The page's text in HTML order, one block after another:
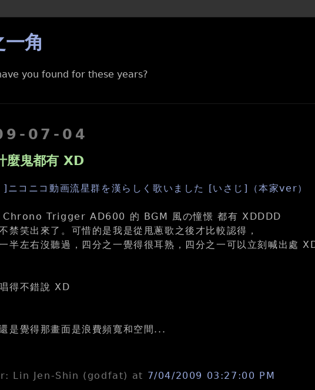
角
you found for these years?
07-04
麼鬼都有 XD
]ニコニコ動画流星群を漢らしく歌いました [いさじ]（本家ver）
Chrono Trigger AD600 的 BGM 風の憧憬 都有 XDDDD
禁笑出來了。可惜的是我是從甩蔥歌之後才比較認得，
半左右沒聽過，四分之一覺得很耳熟，四分之一可以立刻喊出處
得不錯說 XD
是覺得那畫面是浪費頻寬和空間...
Lin Jen-Shin (godfat) at 7/04/2009 03:27:00 PM